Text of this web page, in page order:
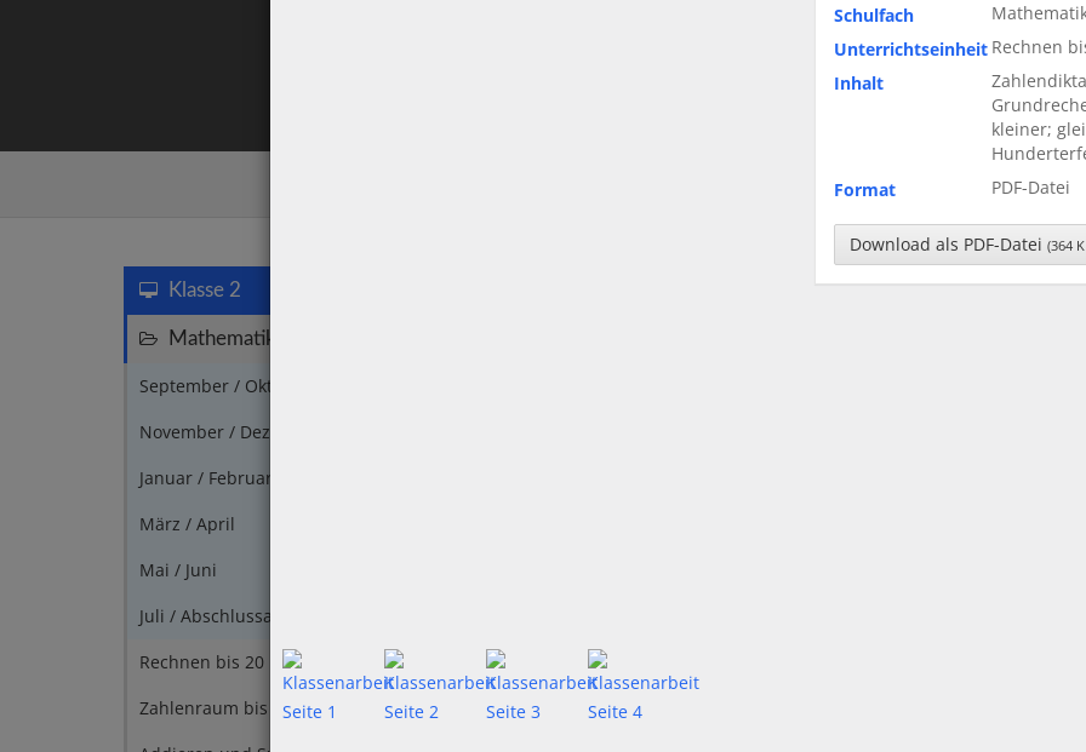
Schulfach
Unterrichtseinheit Rechnen
Inhalt
kleiner;
Format
PDF-Datei
Download als PDF-Datei (364
Klasse 2
Mathematik
September / Oktober
November / Dezember
Januar / Februar
März / April
Mai / Juni
Juli / Abschlussarbeiten
Rechnen bis 20
14
Zahlenraum bis 100